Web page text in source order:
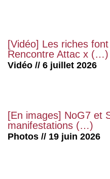
[Vidéo] Les riches
Rencontre Attac x (…)
Vidéo // 6 juillet 2026
[En images] NoG7 et
manifestations (…)
Photos // 19 juin 2026